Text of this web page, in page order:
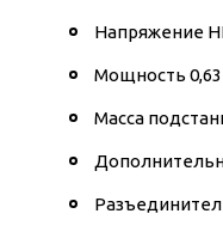
Напряжение
Мощность
Масса